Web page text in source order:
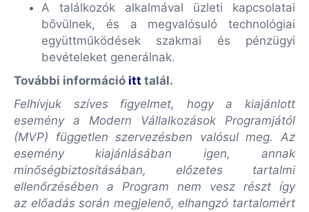
A találkozók alkalmával üzleti kapcsolatai
bővülnek, és a megvalósuló technológiai
együttműködések szakmai és pénzügyi
bevételeket generálnak.
További információ itt talál.
Felhívjuk szíves figyelmet, hogy a kiajánlott
esemény a Modern Vállalkozások Programjától
(MVP) független szervezésben valósul meg. Az
esemény kiajánlásában igen, annak
minőségbiztosításában, előzetes tartalmi
ellenőrzésében a Program nem vesz részt így
az előadás során megjelenő, elhangzó tartalomért